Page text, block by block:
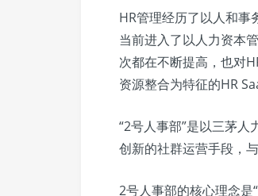
HR管理经历了以人和事
当前进入了以人力资本
次都在不断提高，也对
资源整合为特征的HR
“2号人事部”是以三茅人
创新的社群运营手段，
2号人事部的核心理念是